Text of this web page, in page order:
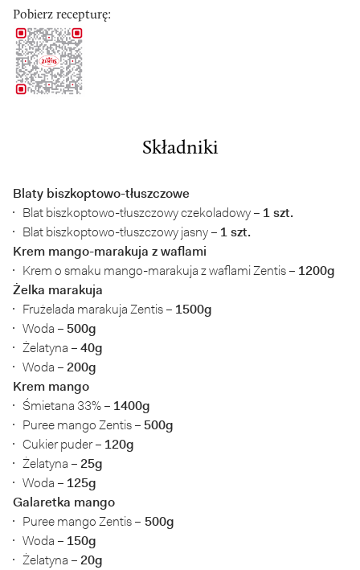
Pobierz recepturę:
Składniki
Blaty biszkoptowo-tłuszczowe
Blat biszkoptowo-tłuszczowy czekoladowy – 1 szt.
Blat biszkoptowo-tłuszczowy jasny – 1 szt.
Krem mango-marakuja z waflami
Krem o smaku mango-marakuja z waflami Zentis – 1200g
Żelka marakuja
Frużelada marakuja Zentis – 1500g
Woda –500g
Żelatyna –40g
Woda –200g
Krem mango
Śmietana 33% – 1400g
Puree mango Zentis –500g
Cukier puder – 120g
Żelatyna –25g
Woda – 125g
Galaretka mango
Puree mango Zentis – 500g
Woda – 150g
Żelatyna –20g